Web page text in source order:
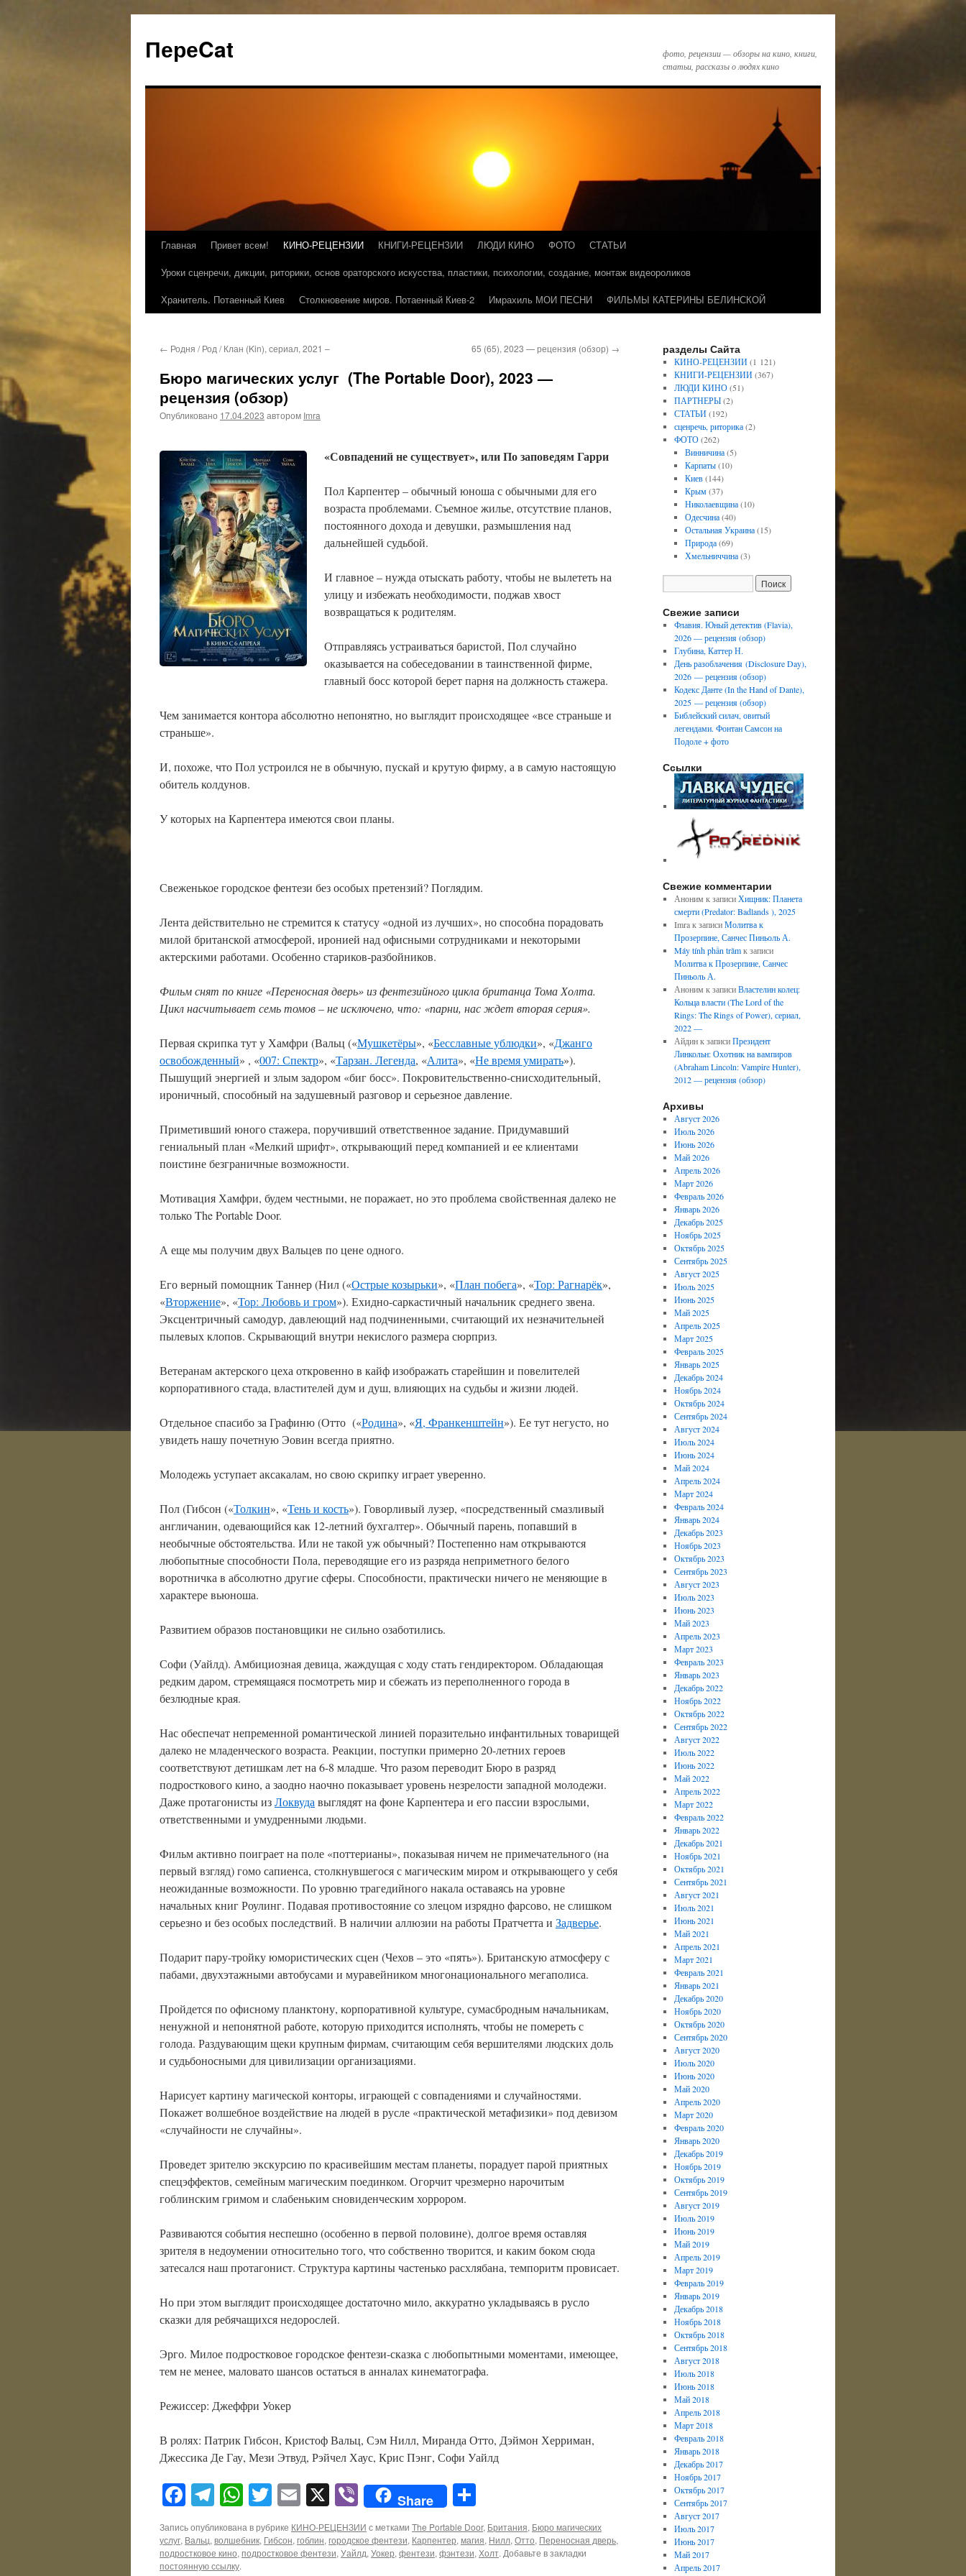
ПереCat
фото, рецензии — обзоры на кино, книги,
статьи, рассказы о людях кино
Главная Привет всем! КИНО-РЕЦЕНЗИИ КНИГИ-РЕЦЕНЗИИ ЛЮДИ КИНО ФОТО
СТАТЬИ
Уроки сценречи, дикции, риторики, основ ораторского искусства, пластики, психологии, создание, монтаж видеороликов
Хранитель. Потаенный Киев
Столкновение миров. Потаенный Киев-2 Имрахиль МОИ ПЕСНИ ФИЛЬМЫ КАТЕРИНЫ БЕЛИНСКОЙ
← Родня / Род / Клан (Kin), сериал, 2021 – 65 (65), 2023 — рецензия (обзор) →
Бюро магических услуг (The Portable Door), 2023 —
рецензия (обзор)
Опубликовано 17.04.2023 автором Imra
«Совпадений не существует», или По заповедям Гарри
Пол Карпентер – обычный юноша с обычными для его
возраста проблемами. Съемное жилье, отсутствие планов,
постоянного дохода и девушки, размышления над
дальнейшей судьбой.
И главное – нужда отыскать работу, чтобы не вылететь на
улицу и избежать необходимости, поджав хвост
возвращаться к родителям.
Отправляясь устраиваться баристой, Пол случайно
оказывается на собеседовании в таинственной фирме,
главный босс которой берет парня на должность стажера.
Чем занимается контора абсолютно непонятно, но выглядит происходящее «все страньше и
страньше».
И, похоже, что Пол устроился не в обычную, пускай и крутую фирму, а в самую настоящую
обитель колдунов.
У которых на Карпентера имеются свои планы.
Свеженькое городское фентези без особых претензий? Поглядим.
Лента действительно не стремится к статусу «одной из лучших», но способна порадовать
милой британской атмосферой, иронией над офисными сотрудниками и некоторыми
актерскими работами. Особенно стариков-разбойников.
Фильм снят по книге «Переносная дверь» из фентезийного цикла британца Тома Холта.
Цикл насчитывает семь томов – не исключено, что: «парни, нас ждет вторая серия».
Первая скрипка тут у Хамфри (Вальц («Мушкетёры», «Бесславные ублюдки», «Джанго
освобожденный» , «007: Спектр», «Тарзан. Легенда, «Алита», «Не время умирать»).
Пышущий энергией и злым задором «биг босс». Покровительственно-снисходительный,
ироничный, способный на задушевный разговор и серьезное давление.
Приметивший юного стажера, поручивший ответственное задание. Придумавший
гениальный план «Мелкий шрифт», открывающий перед компанией и ее клиентами
поистине безграничные возможности.
Мотивация Хамфри, будем честными, не поражает, но это проблема свойственная далеко не
только The Portable Door.
А еще мы получим двух Вальцев по цене одного.
Его верный помощник Таннер (Нил («Острые козырьки», «План побега», «Тор: Рагнарёк»,
«Вторжение», «Тор: Любовь и гром»). Ехидно-саркастичный начальник среднего звена.
Эксцентричный самодур, давлеющий над подчиненными, считающий их незначительней
пылевых клопов. Скрывающий внутри некислого размера сюрприз.
Ветеранам актерского цеха откровенно в кайф изображать старейшин и повелителей
корпоративного стада, властителей дум и душ, влияющих на судьбы и жизни людей.
Отдельное спасибо за Графиню (Отто («Родина», «Я, Франкенштейн»). Ее тут негусто, но
увидеть нашу почетную Эовин всегда приятно.
Молодежь уступает аксакалам, но свою скрипку играет уверенно.
Пол (Гибсон («Толкин», «Тень и кость»). Говорливый лузер, «посредственный смазливый
англичанин, одевающийся как 12-летний бухгалтер». Обычный парень, попавший в
необычные обстоятельства. Или не такой уж обычный? Постепенно нам открываются
любопытные способности Пола, переводящие его из разряда неприметного белого
воротничка в абсолютно другие сферы. Способности, практически ничего не меняющие в
характере вьюноша.
Развитием образов постановщики не сильно озаботились.
Софи (Уайлд). Амбициозная девица, жаждущая с ходу стать гендиректором. Обладающая
редким даром, стремящаяся посмотреть мир и сбежать из переполненного города в
безлюдные края.
Нас обеспечат непременной романтической линией поразительно инфантильных товарищей
далеко не младенческого возраста. Реакции, поступки примерно 20-летних героев
соответствуют детишкам лет на 6-8 младше. Что разом переводит Бюро в разряд
подросткового кино, а заодно наочно показывает уровень незрелости западной молодежи.
Даже протагонисты изЛоквуда выглядят на фоне Карпентера и его пассии взрослыми,
ответственными и умудренными людьми.
Фильм активно поиграет на поле «поттерианы», показывая ничем не примечательного (на
первый взгляд) гомо сапиенса, столкнувшегося с магическим миром и открывающего у себя
неожиданные возможности. По уровню трагедийного накала оставаясь на уровне
начальных книг Роулинг. Подавая противостояние со злецом изрядно фарсово, не слишком
серьезно и без особых последствий. В наличии аллюзии на работы Пратчетта и Задверье.
Подарит пару-тройку юмористических сцен (Чехов – это «пять»). Британскую атмосферу с
пабами, двухэтажными автобусами и муравейником многонационального мегаполиса.
Пройдется по офисному планктону, корпоративной культуре, сумасбродным начальникам,
ненужной и непонятной работе, которую приходится исполнять, чтобы не помереть с
голода. Раздувающим щеки крупным фирмам, считающим себя вершителями людских доль
и судьбоносными для цивилизации организациями.
Нарисует картину магической конторы, играющей с совпадениями и случайностями.
Покажет волшебное воздействие на людей в русле «практической метафизики» под девизом
«случайности не случайны».
Проведет зрителю экскурсию по красивейшим местам планеты, порадует парой приятных
спецэффектов, семейным магическим поединком. Огорчит чрезмерно нарочитым
гоблинским гримом и слабеньким сновиденческим хоррором.
Развиваются события неспешно (особенно в первой половине), долгое время оставляя
зрителя в недоумении относительно того, что собственно творится, и каким боком сюда
затесался наш протагонист. Структура картины частенько расхлябана, темпоритм провисает.
Но при этом выглядит происходящее достаточно мило, аккуратно укладываясь в русло
сказки для ребячащихся недорослей.
Эрго. Милое подростковое городское фентези-сказка с любопытными моментами, имеющее,
тем не менее, маловато шансов остаться в анналах кинематографа.
Режиссер: Джеффри Уокер
В ролях: Патрик Гибсон, Кристоф Вальц, Сэм Нилл, Миранда Отто, Дэймон Херриман,
Джессика Де Гау, Мези Этвуд, Рэйчел Хаус, Крис Пэнг, Софи Уайлд
Facebook
Telegram
WhatsApp
Twitter
Email
X ViberShare
Запись опубликована в рубрике КИНО-РЕЦЕНЗИИ с метками The Portable Door, Британия, Бюро магических
услуг, Вальц,волшебник, Гибсон,гоблин,городское фентези, Карпентер,магия, Нилл,Отто, Переносная дверь,
подростковое кино,подростковое фентези,Уайлд,Уокер,фентези,фэнтези,Холт. Добавьте в закладки
постоянную ссылку.
разделы Сайта
КИНО-РЕЦЕНЗИИ(1 121)
КНИГИ-РЕЦЕНЗИИ(367)
ЛЮДИ КИНО(51)
ПАРТНЕРЫ(2)
СТАТЬИ(192)
сценречь, риторика(2)
ФОТО(262)
Винничина(5)
Карпаты(10)
Киев(144)
Крым(37)
Николаевщина(10)
Одесчина(40)
Остальная Украина(15)
Природа(69)
Хмельниччина(3)
Свежие записи
Флавия. Юный детектив (Flavia),
2026 — рецензия (обзор)
Глубина, Каттер Н.
День разоблачения (Disclosure Day),
2026 — рецензия (обзор)
Кодекс Данте (In the Hand of Dante),
2025 — рецензия (обзор)
Библейский силач, овитый
легендами. Фонтан Самсон на
Подоле + фото
Ссылки
Свежие комментарии
Аноним к записиХищник: Планета
смерти (Predator: Badlands ), 2025
Imraк записиМолитва к
Прозерпине, Санчес Пиньоль А.
Máy tính phần trămк записи
Молитва к Прозерпине, Санчес
Пиньоль А.
Аноним к записиВластелин колец:
Кольца власти (The Lord of the
Rings: The Rings of Power), сериал,
2022 —
Айдинк записиПрезидент
Линкольн: Охотник на вампиров
(Abraham Lincoln: Vampire Hunter),
2012 — рецензия (обзор)
Архивы
Август 2026
Июль 2026
Июнь 2026
Май 2026
Апрель 2026
Март 2026
Февраль 2026
Январь 2026
Декабрь 2025
Ноябрь 2025
Октябрь 2025
Сентябрь 2025
Август 2025
Июль 2025
Июнь 2025
Май 2025
Апрель 2025
Март 2025
Февраль 2025
Январь 2025
Декабрь 2024
Ноябрь 2024
Октябрь 2024
Сентябрь 2024
Август 2024
Июль 2024
Июнь 2024
Май 2024
Апрель 2024
Март 2024
Февраль 2024
Январь 2024
Декабрь 2023
Ноябрь 2023
Октябрь 2023
Сентябрь 2023
Август 2023
Июль 2023
Июнь 2023
Май 2023
Апрель 2023
Март 2023
Февраль 2023
Январь 2023
Декабрь 2022
Ноябрь 2022
Октябрь 2022
Сентябрь 2022
Август 2022
Июль 2022
Июнь 2022
Май 2022
Апрель 2022
Март 2022
Февраль 2022
Январь 2022
Декабрь 2021
Ноябрь 2021
Октябрь 2021
Сентябрь 2021
Август 2021
Июль 2021
Июнь 2021
Май 2021
Апрель 2021
Март 2021
Февраль 2021
Январь 2021
Декабрь 2020
Ноябрь 2020
Октябрь 2020
Сентябрь 2020
Август 2020
Июль 2020
Июнь 2020
Май 2020
Апрель 2020
Март 2020
Февраль 2020
Январь 2020
Декабрь 2019
Ноябрь 2019
Октябрь 2019
Сентябрь 2019
Август 2019
Июль 2019
Июнь 2019
Май 2019
Апрель 2019
Март 2019
Февраль 2019
Январь 2019
Декабрь 2018
Ноябрь 2018
Октябрь 2018
Сентябрь 2018
Август 2018
Июль 2018
Июнь 2018
Май 2018
Апрель 2018
Март 2018
Февраль 2018
Январь 2018
Декабрь 2017
Ноябрь 2017
Октябрь 2017
Сентябрь 2017
Август 2017
Июль 2017
Июнь 2017
Май 2017
Апрель 2017